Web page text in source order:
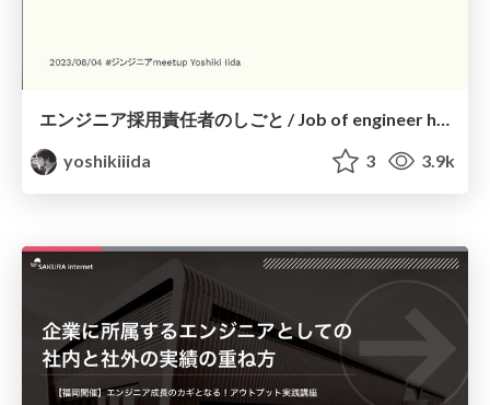
エンジニア採用責任者のしごと / Job of engineer hiring manager
yoshikiiida
3 3.9k